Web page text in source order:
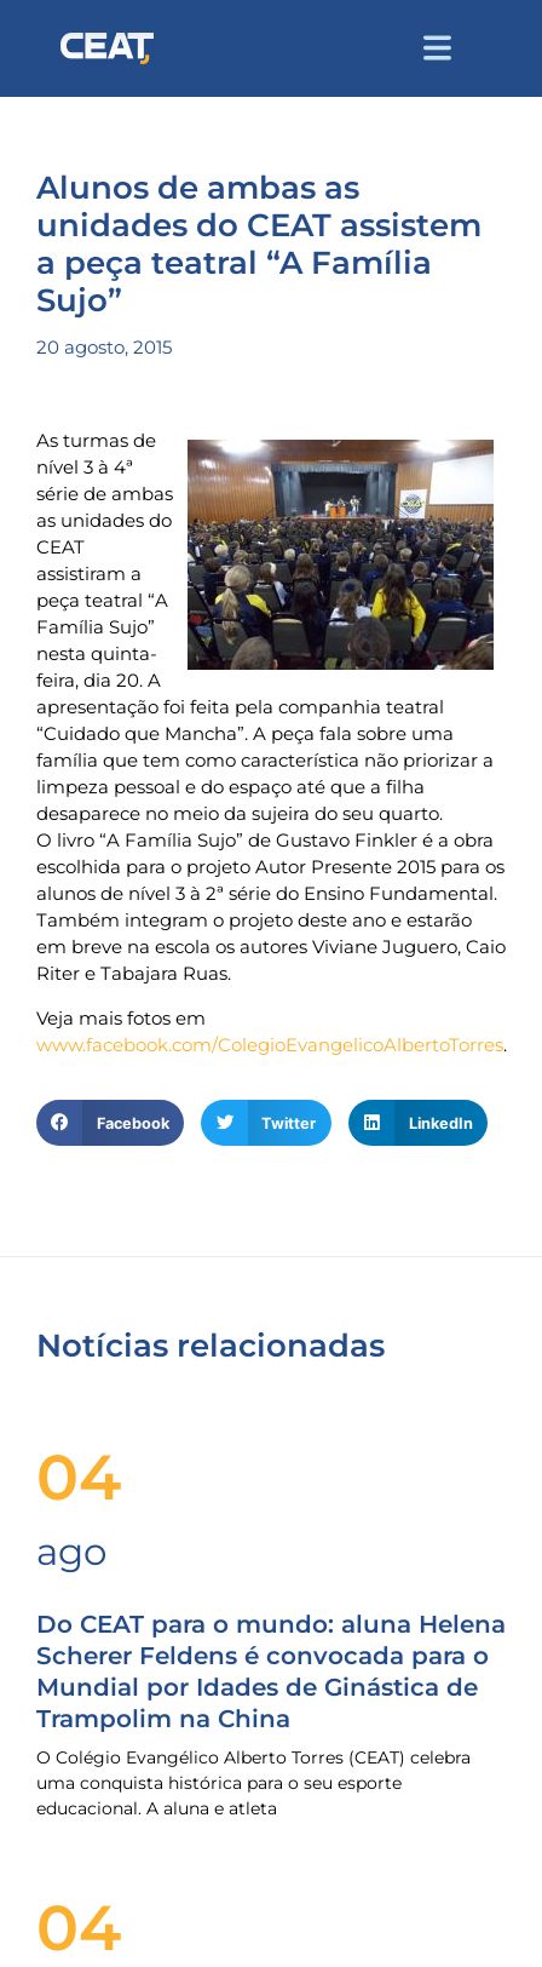
Alunos de ambas as
unidades do CEAT assistem
a peça teatral “A Família
Sujo”
20 agosto, 2015
As turmas de
nível 3 à 4ª
série de ambas
as unidades do
CEAT
assistiram a
peça teatral “A
Família Sujo”
nesta quinta-
feira, dia 20. A
apresentação foi feita pela companhia teatral
“Cuidado que Mancha”. A peça fala sobre uma
família que tem como característica não priorizar a
limpeza pessoal e do espaço até que a filha
desaparece no meio da sujeira do seu quarto.
O livro “A Família Sujo” de Gustavo Finkler é a obra
escolhida para o projeto Autor Presente 2015 para os
alunos de nível 3 à 2ª série do Ensino Fundamental.
Também integram o projeto deste ano e estarão
em breve na escola os autores Viviane Juguero, Caio
Riter e Tabajara Ruas.
Veja mais fotos em
www.facebook.com/ColegioEvangelicoAlbertoTorres.
Facebook Twitter LinkedIn
Notícias relacionadas
04
ago
Do CEAT para o mundo: aluna Helena
Scherer Feldens é convocada para o
Mundial por Idades de Ginástica de
Trampolim na China
O Colégio Evangélico Alberto Torres (CEAT) celebra
uma conquista histórica para o seu esporte
educacional. A aluna e atleta
04